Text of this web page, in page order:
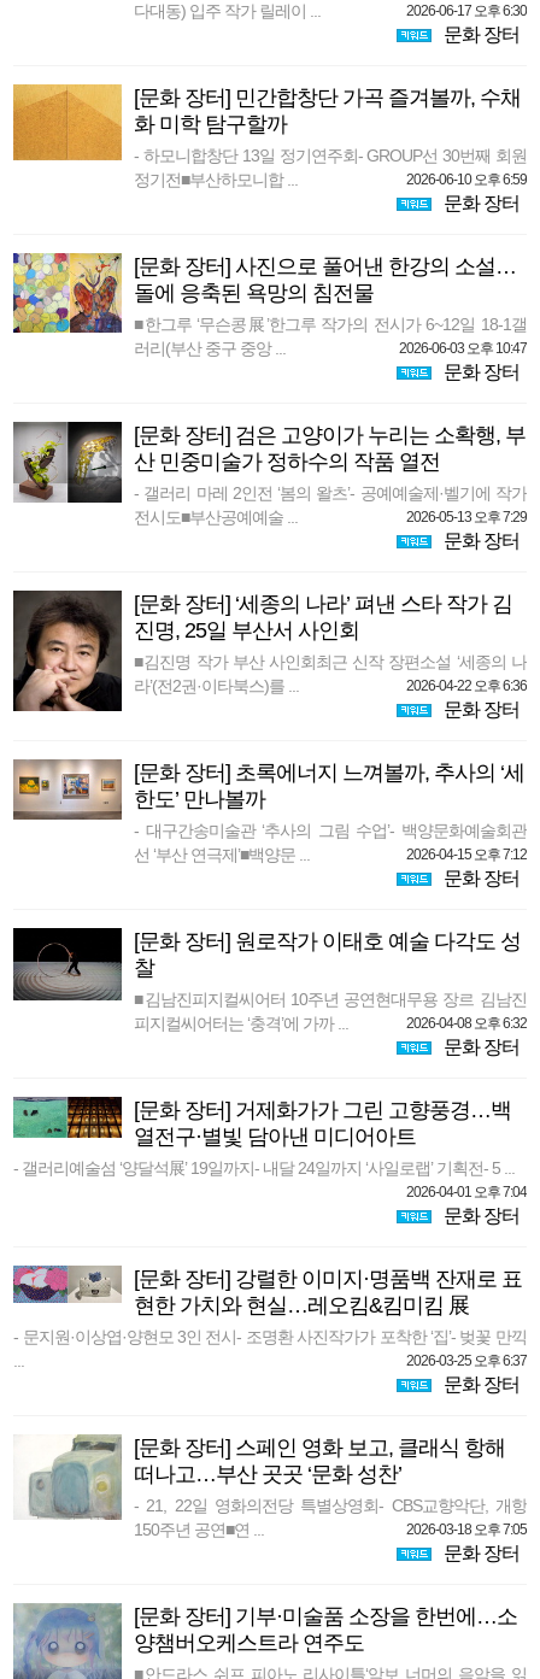
다대동) 입주 작가 릴레이 ...
2026-06-17 오후 6:30
문화 장터
[문화 장터] 민간합창단 가곡 즐겨볼까, 수채
화 미학 탐구할까
- 하모니합창단 13일 정기연주회- GROUP선 30번째 회원
정기전■부산하모니합 ...
2026-06-10 오후 6:59
문화 장터
[문화 장터] 사진으로 풀어낸 한강의 소설…
돌에 응축된 욕망의 침전물
■한그루 ‘무슨콩展’한그루 작가의 전시가 6~12일 18-1갤
러리(부산 중구 중앙 ...
2026-06-03 오후 10:47
문화 장터
[문화 장터] 검은 고양이가 누리는 소확행, 부
산 민중미술가 정하수의 작품 열전
- 갤러리 마레 2인전 ‘봄의 왈츠’- 공예예술제·벨기에 작가
전시도■부산공예예술 ...
2026-05-13 오후 7:29
문화 장터
[문화 장터] ‘세종의 나라’ 펴낸 스타 작가 김
진명, 25일 부산서 사인회
■김진명 작가 부산 사인회최근 신작 장편소설 ‘세종의 나
라’(전2권·이타북스)를 ...
2026-04-22 오후 6:36
문화 장터
[문화 장터] 초록에너지 느껴볼까, 추사의 ‘세
한도’ 만나볼까
- 대구간송미술관 ‘추사의 그림 수업’- 백양문화예술회관
선 ‘부산 연극제’■백양문 ...
2026-04-15 오후 7:12
문화 장터
[문화 장터] 원로작가 이태호 예술 다각도 성
찰
■김남진피지컬씨어터 10주년 공연현대무용 장르 김남진
피지컬씨어터는 ‘충격’에 가까 ...
2026-04-08 오후 6:32
문화 장터
[문화 장터] 거제화가가 그린 고향풍경…백
열전구·별빛 담아낸 미디어아트
- 갤러리예술섬 ‘양달석展’ 19일까지- 내달 24일까지 ‘사일로랩’ 기획전- 5 ...
2026-04-01 오후 7:04
문화 장터
[문화 장터] 강렬한 이미지·명품백 잔재로 표
현한 가치와 현실…레오킴&킴미킴 展
- 문지원·이상엽·양현모 3인 전시- 조명환 사진작가가 포착한 ‘집’- 벚꽃 만끽
2026-03-25 오후 6:37
문화 장터
[문화 장터] 스페인 영화 보고, 클래식 항해
떠나고…부산 곳곳 ‘문화 성찬’
- 21, 22일 영화의전당 특별상영회- CBS교향악단, 개항
150주년 공연■연 ...
2026-03-18 오후 7:05
문화 장터
[문화 장터] 기부·미술품 소장을 한번에…소
양챔버오케스트라 연주도
■안드라스 쉬프 피아노 리사이틀‘악보 너머의 음악을 읽